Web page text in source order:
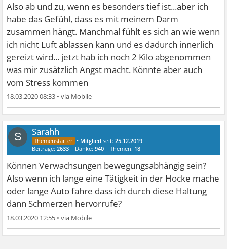
Also ab und zu, wenn es besonders tief ist...aber ich
habe das Gefühl, dass es mit meinem Darm
zusammen hängt. Manchmal fühlt es sich an wie wenn
ich nicht Luft ablassen kann und es dadurch innerlich
gereizt wird... jetzt hab ich noch 2 Kilo abgenommen
was mir zusätzlich Angst macht. Könnte aber auch
vom Stress kommen
18.03.2020 08:33 •
S Sarahh
• Mitglied seit:25.12.2019
Beiträge:2633 Danke:940 Themen: 18
Können Verwachsungen bewegungsabhängig sein?
Also wenn ich lange eine Tätigkeit in der Hocke mache
oder lange Auto fahre dass ich durch diese Haltung
dann Schmerzen hervorrufe?
18.03.2020 12:55 •